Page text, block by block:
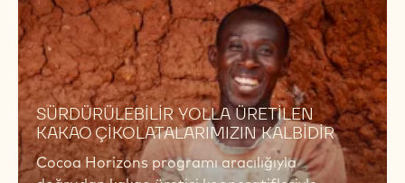
• Çok çeşitli malzeme türleriyle eşleştirilmesi
mümkün olan bir çikolata tadı sunar.
• En özel uygulamalara bile uyum sağlayacak farklı
akışkanlık değerleri sayesinde ince bir kaplama da
olabilir, tüm yüzeyde de gezdirilebilir.